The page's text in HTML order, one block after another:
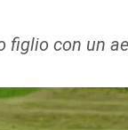
figlio con un